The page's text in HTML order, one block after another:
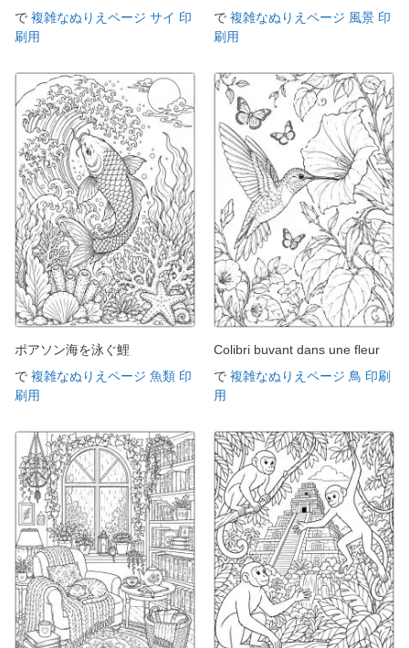
で 複雑なぬりえページ サイ 印
刷用
で 複雑なぬりえページ 風景 印
刷用
ポアソン海を泳ぐ鯉
で 複雑なぬりえページ 魚類 印
刷用
Colibri buvant dans une fleur
で 複雑なぬりえページ 鳥 印刷
用